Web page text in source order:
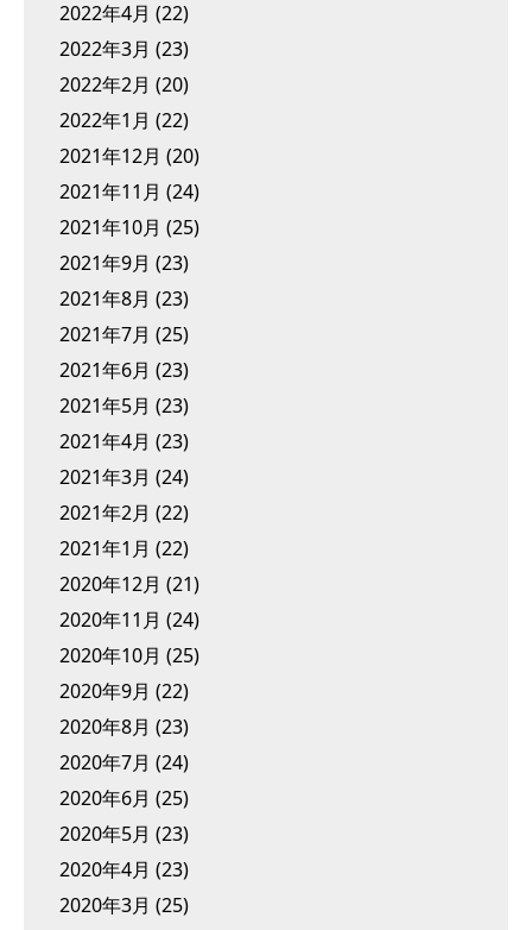
2022年4月 (22)
2022年3月 (23)
2022年2月 (20)
2022年1月 (22)
2021年12月 (20)
2021年11月 (24)
2021年10月 (25)
2021年9月 (23)
2021年8月 (23)
2021年7月 (25)
2021年6月 (23)
2021年5月 (23)
2021年4月 (23)
2021年3月 (24)
2021年2月 (22)
2021年1月 (22)
2020年12月 (21)
2020年11月 (24)
2020年10月 (25)
2020年9月 (22)
2020年8月 (23)
2020年7月 (24)
2020年6月 (25)
2020年5月 (23)
2020年4月 (23)
2020年3月 (25)